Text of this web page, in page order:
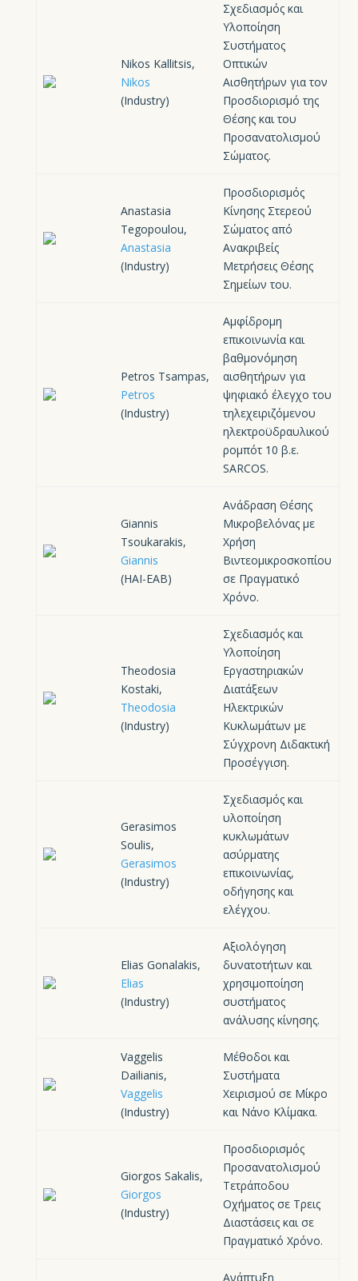
Nikos Kallitsis,
Nikos
(Industry)
Σχεδιασμός και
Υλοποίηση
Συστήματος
Οπτικών
Αισθητήρων για τον
Προσδιορισμό της
Θέσης και του
Προσανατολισμού
Σώματος.
Anastasia
Tegopoulou,
Anastasia
(Industry)
Προσδιορισμός
Κίνησης Στερεού
Σώματος από
Ανακριβείς
Μετρήσεις Θέσης
Σημείων του.
Petros Tsampas,
Petros
(Industry)
Αμφίδρομη
επικοινωνία και
βαθμονόμηση
αισθητήρων για
ψηφιακό έλεγχο του
τηλεχειριζόμενου
ηλεκτροϋδραυλικού
ρομπότ 10 β.ε.
SARCOS.
Giannis
Tsoukarakis,
Giannis
(HAI-EAB)
Ανάδραση Θέσης
Μικροβελόνας με
Χρήση
Βιντεομικροσκοπίου
σε Πραγματικό
Χρόνο.
Theodosia
Kostaki,
Theodosia
(Industry)
Σχεδιασμός και
Υλοποίηση
Εργαστηριακών
Διατάξεων
Ηλεκτρικών
Κυκλωμάτων με
Σύγχρονη Διδακτική
Προσέγγιση.
Gerasimos
Soulis,
Gerasimos
(Industry)
Σχεδιασμός και
υλοποίηση
κυκλωμάτων
ασύρματης
επικοινωνίας,
οδήγησης και
ελέγχου.
Elias Gonalakis,
Elias
(Industry)
Αξιολόγηση
δυνατοτήτων και
χρησιμοποίηση
συστήματος
ανάλυσης κίνησης.
Vaggelis
Dailianis,
Vaggelis
(Industry)
Μέθοδοι και
Συστήματα
Χειρισμού σε Μίκρο
και Νάνο Κλίμακα.
Giorgos Sakalis,
Giorgos
(Industry)
Προσδιορισμός
Προσανατολισμού
Τετράποδου
Οχήματος σε Τρεις
Διαστάσεις και σε
Πραγματικό Χρόνο.
Ανάπτυξη